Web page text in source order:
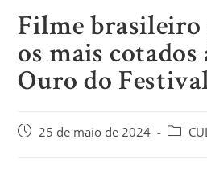
Filme brasileiro
os mais cotados
Ouro do
25 de maio de 2024